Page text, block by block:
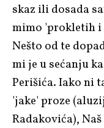
skaz ili dosada
mimo 'prokletih
Nešto od te
mi je u sećanju
Perišića. Iako ni
'jake' proze
Radakovića),